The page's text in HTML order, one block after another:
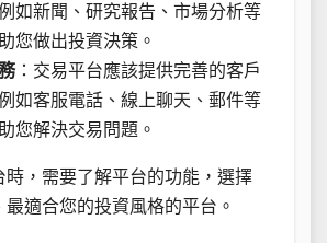
如新聞、研究報告、市場分析等
您做出投資決策。
：交易平台應該提供完善的客戶
如客服電話、線上聊天、郵件等
您解決交易問題。
時，需要了解平台的功能，選擇
適合您的投資風格的平台。